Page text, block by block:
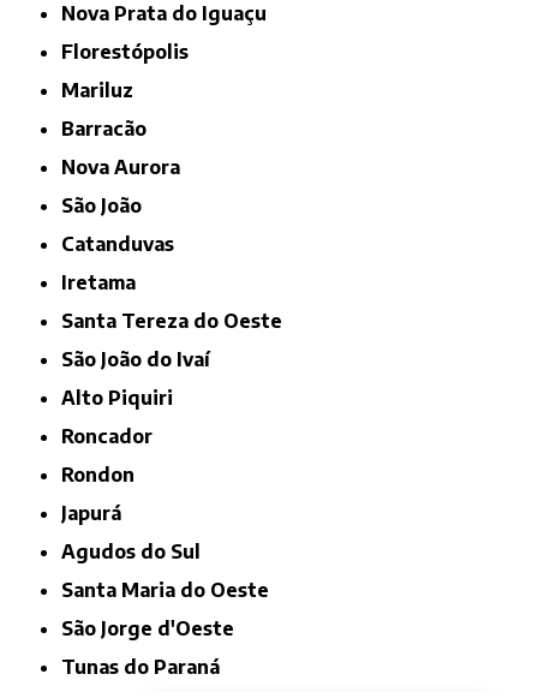
Nova Prata do Iguaçu
Florestópolis
Mariluz
Barracão
Nova Aurora
São João
Catanduvas
Iretama
Santa Tereza do Oeste
São João do Ivaí
Alto Piquiri
Roncador
Rondon
Japurá
Agudos do Sul
Santa Maria do Oeste
São Jorge d'Oeste
Tunas do Paraná